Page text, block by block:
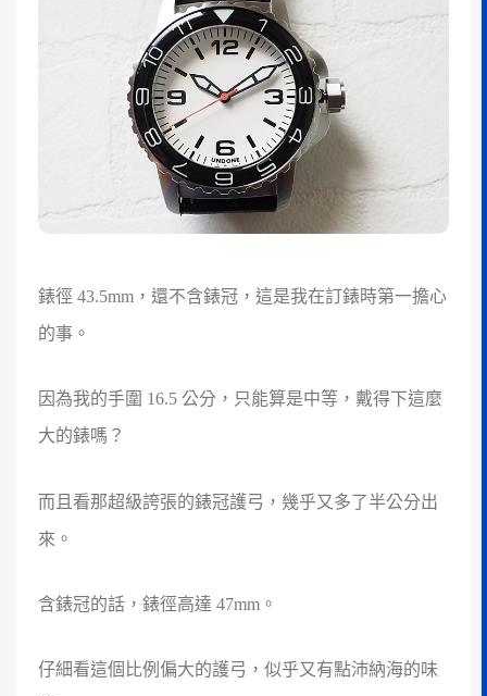
錶徑 43.5mm，還不含錶冠，這是我在訂錶時第一擔心
的事。
因為我的手圍 16.5 公分，只能算是中等，戴得下這麼
大的錶嗎？
而且看那超級誇張的錶冠護弓，幾乎又多了半公分出
來。
含錶冠的話，錶徑高達 47mm。
仔細看這個比例偏大的護弓，似乎又有點沛納海的味